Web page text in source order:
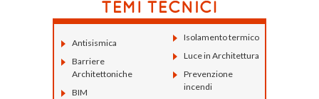
Antisismica
Barriere
Architettoniche
BIM
Isolamento termico
Luce in Architettura
Prevenzione
incendi